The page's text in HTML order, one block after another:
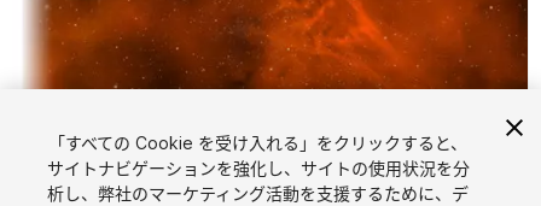
1 /4
「すべての Cookie を受け入れる」をクリックすると、
サイトナビゲーションを強化し、サイトの使用状況を分
析し、弊社のマーケティング活動を支援するために、デ